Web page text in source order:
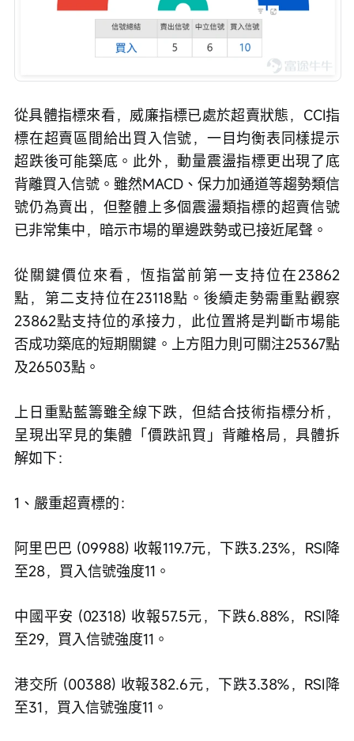
從具體指標來看，威廉指標已處於超賣狀態，CCI指
標在超賣區間給出買入信號，一目均衡表同樣提示
超跌後可能築底。此外，動量震盪指標更出現了底
背離買入信號。雖然MACD、保力加通道等趨勢類信
號仍為賣出，但整體上多個震盪類指標的超賣信號
已非常集中，暗示市場的單邊跌勢或已接近尾聲。
從關鍵價位來看，恆指當前第一支持位在23862
點，第二支持位在23118點。後續走勢需重點觀察
23862點支持位的承接力，此位置將是判斷市場能
否成功築底的短期關鍵。上方阻力則可關注25367點
及26503點。
上日重點藍籌雖全線下跌，但結合技術指標分析，
呈現出罕見的集體「價跌訊買」背離格局，具體拆
解如下：
1、嚴重超賣標的：
阿里巴巴 (09988) 收報119.7元，下跌3.23%，RSI降
至28，買入信號強度11。
中國平安 (02318) 收報57.5元，下跌6.88%，RSI降
至29，買入信號強度11。
港交所 (00388) 收報382.6元，下跌3.38%，RSI降
至31，買入信號強度11。